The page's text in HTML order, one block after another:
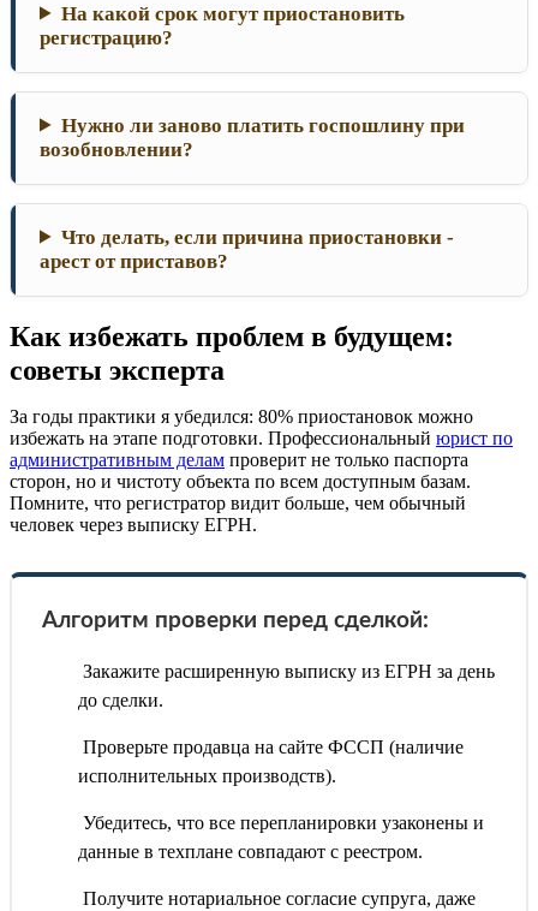
На какой срок могут приостановить
регистрацию?
Нужно ли заново платить госпошлину при
возобновлении?
Что делать, если причина приостановки -
арест от приставов?
Как избежать проблем в будущем:
советы эксперта
За годы практики я убедился: 80% приостановок можно
избежать на этапе подготовки. Профессиональный юрист по
административным делам проверит не только паспорта
сторон, но и чистоту объекта по всем доступным базам.
Помните, что регистратор видит больше, чем обычный
человек через выписку ЕГРН.
Алгоритм проверки перед сделкой:
Закажите расширенную выписку из ЕГРН за день
до сделки.
Проверьте продавца на сайте ФССП (наличие
исполнительных производств).
Убедитесь, что все перепланировки узаконены и
данные в техплане совпадают с реестром.
Получите нотариальное согласие супруга, даже